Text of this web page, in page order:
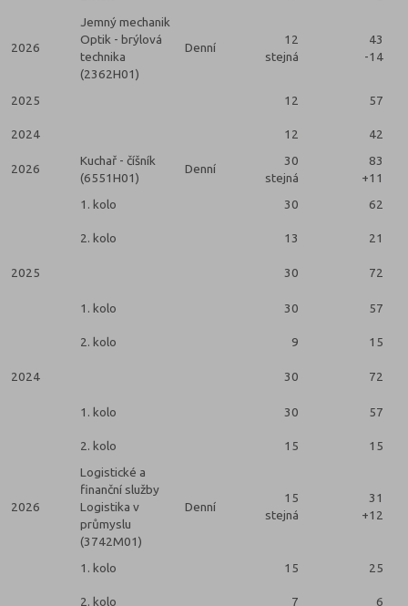
2026
Jemný mechanik
Optik - brýlová
technika
(2362H01)
Denní
12
stejná
43
-14
2025 12 57
2024 12 42
2026
Kuchař - číšník
(6551H01)
Denní
30
stejná
83
+11
1. kolo
30 62
2. kolo 13 21
2025 30 72
1. kolo 30 57
2. kolo 9 15
2024 30 72
1. kolo 30 57
2. kolo 15 15
2026
Logistické a
finanční služby
Logistika v
průmyslu
(3742M01)
Denní
15
stejná
31
+12
1. kolo 15 25
2. kolo 7 6